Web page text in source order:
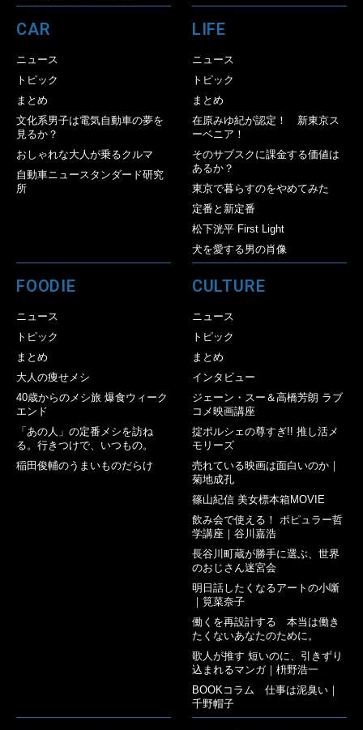
CAR
ニュース
トピック
まとめ
文化系男子は電気自動車の夢を
見るか？
おしゃれな大人が乗るクルマ
自動車ニュースタンダード研究
所
LIFE
ニュース
トピック
まとめ
在原みゆ紀が認定！ 新東京ス
ーベニア！
そのサブスクに課金する価値は
あるか？
東京で暮らすのをやめてみた
定番と新定番
松下洸平 First Light
犬を愛する男の肖像
FOODIE
ニュース
トピック
まとめ
大人の痩せメシ
40歳からのメシ旅 爆食ウィーク
エンド
「あの人」の定番メシを訪ね
る。行きつけで、いつもの。
稲田俊輔のうまいものだらけ
CULTURE
ニュース
トピック
まとめ
インタビュー
ジェーン・スー＆高橋芳朗 ラブ
コメ映画講座
掟ポルシェの尊すぎ!! 推し活メ
モリーズ
売れている映画は面白いのか｜
菊地成孔
篠山紀信 美女標本箱MOVIE
飲み会で使える！ ポピュラー哲
学講座｜谷川嘉浩
長谷川町蔵が勝手に選ぶ、世界
のおじさん迷宮会
明日話したくなるアートの小噺
｜筧菜奈子
働くを再設計する 本当は働き
たくないあなたのために。
歌人が推す 短いのに、引きずり
込まれるマンガ｜枡野浩一
BOOKコラム 仕事は泥臭い｜
千野帽子